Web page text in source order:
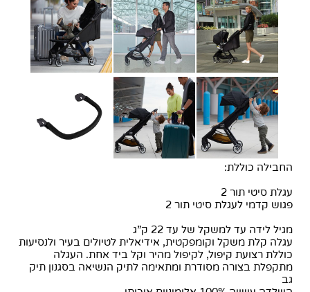
החבילה כוללת:
עגלת סיטי תור 2
פגוש קדמי לעגלת סיטי תור 2
מגיל לידה עד למשקל של עד 22 ק”ג
עגלה קלת משקל וקומפקטית, אידיאלית לטיולים בעיר ולנסיעות
כוללת רצועת קיפול, לקיפול מהיר וקל ביד אחת. העגלה
מתקפלת בצורה מסודרת ומתאימה לתיק הנשיאה בסגנון תיק
גב